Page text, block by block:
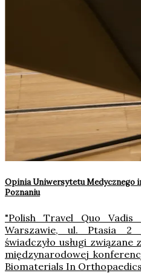
Opinia Uniwersytetu Medycznego
Poznaniu
"Polish Travel Quo
Warszawie, ul. Ptasia 2
świadczyło usługi
międzynarodowej
Biomaterials In